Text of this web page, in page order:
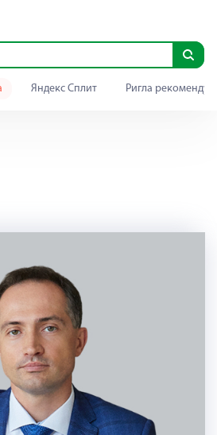
Яндекс Сплит Ригла